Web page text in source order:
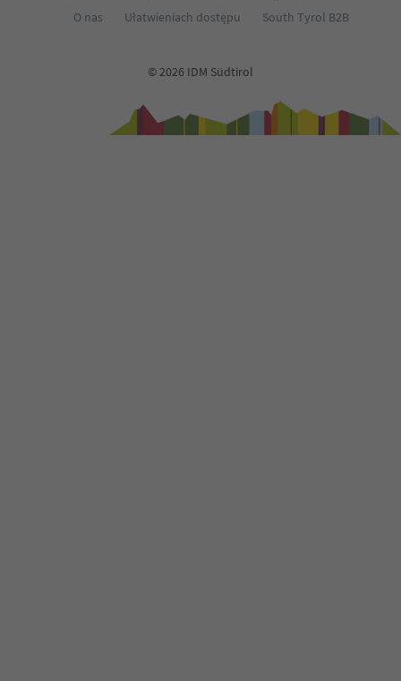
O nas
Ułatwieniach dostępu South Tyrol B2B
© 2026 IDM Südtirol